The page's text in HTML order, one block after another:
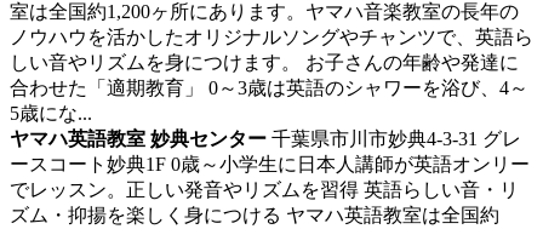
室は全国約1,200ヶ所にあります。ヤマハ音楽教室の長年の
ノウハウを活かしたオリジナルソングやチャンツで、英語ら
しい音やリズムを身につけます。 お子さんの年齢や発達に
合わせた「適期教育」 0～3歳は英語のシャワーを浴び、4～
5歳にな...
ヤマハ英語教室 妙典センター 千葉県市川市妙典4-3-31 グレ
ースコート妙典1F 0歳～小学生に日本人講師が英語オンリー
でレッスン。正しい発音やリズムを習得 英語らしい音・リ
ズム・抑揚を楽しく身につける ヤマハ英語教室は全国約